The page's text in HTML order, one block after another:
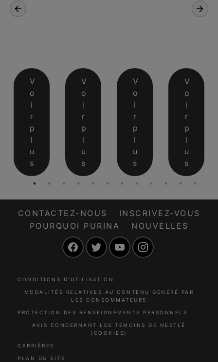
V
o
i
r
p
l
u
s
V
o
i
r
p
l
u
s
V
o
i
r
p
l
u
s
V
o
i
r
p
l
u
s
CONTACTEZ-NOUS
INSCRIVEZ-VOUS
POURQUOI PURINA
NOUVELLES
FacebookTwitter YouTube
CONDITIONS D’UTILISATION
MODALITÉS RELATIVES AU CONTENU GÉNÉRÉ PAR
LES CONSOMMATEURS
PROTECTION DES RENSEIGNEMENTS PERSONNELS
AVIS CONCERNANT LES TÉMOINS DE NESTLÉ
(COOKIES)
CARRIÈRES
PLAN DU SITE